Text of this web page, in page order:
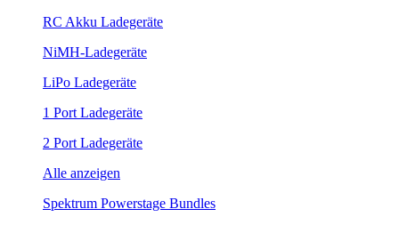
RC Akku Ladegeräte
NiMH-Ladegeräte
LiPo Ladegeräte
1 Port Ladegeräte
2 Port Ladegeräte
Alle anzeigen
Spektrum Powerstage Bundles